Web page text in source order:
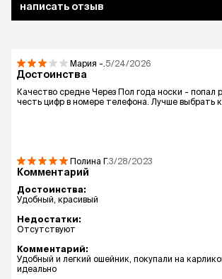
написать отзыв
Мария -. 5/24/2026
Достоинства
Качество средне Через Пол года носки - попал
честь цифр в номере телефона. Лучше выбрать
Полина Г.3/28/2023
Комментарий
Достоинства:
Удобный, красивый
Недостатки:
Отсутствуют
Комментарий:
Удобный и легкий ошейник, покупали на
идеально